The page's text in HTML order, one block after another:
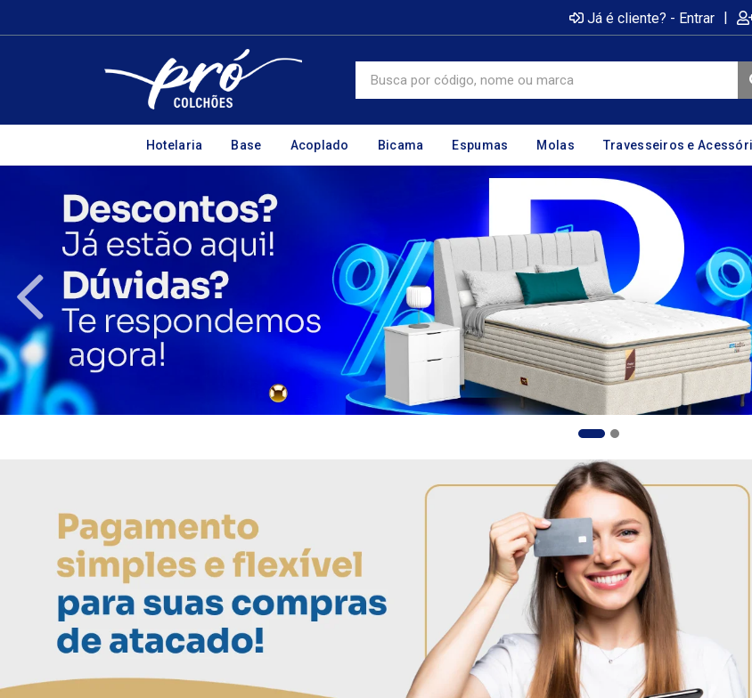
Já é cliente? - Entrar |
Hotelaria Base Acoplado Bicama Espumas Molas Travesseiros e